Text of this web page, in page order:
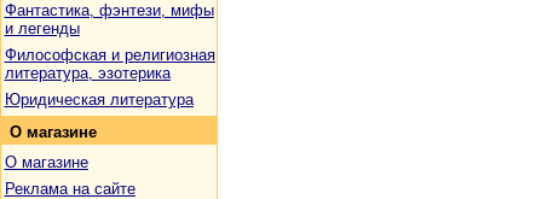
Фантастика, фэнтези, мифы
и легенды
Философская и религиозная
литература, эзотерика
Юридическая литература
О магазине
О магазине
Реклама на сайте